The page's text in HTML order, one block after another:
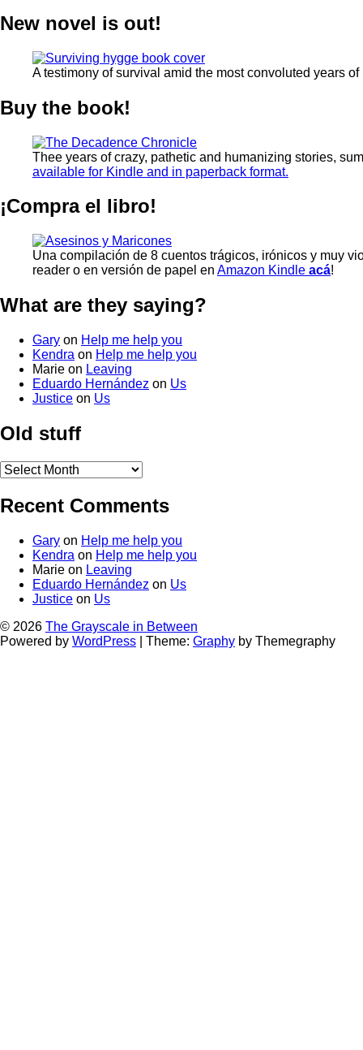
New novel is out!
A testimony of survival amid the most convoluted years
Buy the book!
Thee years of crazy, pathetic and humanizing stories,
available for Kindle and in paperback format.
¡Compra el libro!
Una compilación de 8 cuentos trágicos, irónicos y muy
reader o en versión de papel en Amazon Kindle acá!
What are they saying?
Gary on Help me help you
Kendra on Help me help you
Marie on Leaving
Eduardo Hernández on Us
Justice on Us
Old stuff
Old
stuff
Recent Comments
Gary on Help me help you
Kendra on Help me help you
Marie on Leaving
Eduardo Hernández on Us
Justice on Us
© 2026 The Grayscale in Between
Powered by WordPress Theme: Graphy by Themegraphy